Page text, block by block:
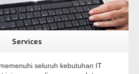
Services
seluruh kebutuhan IT